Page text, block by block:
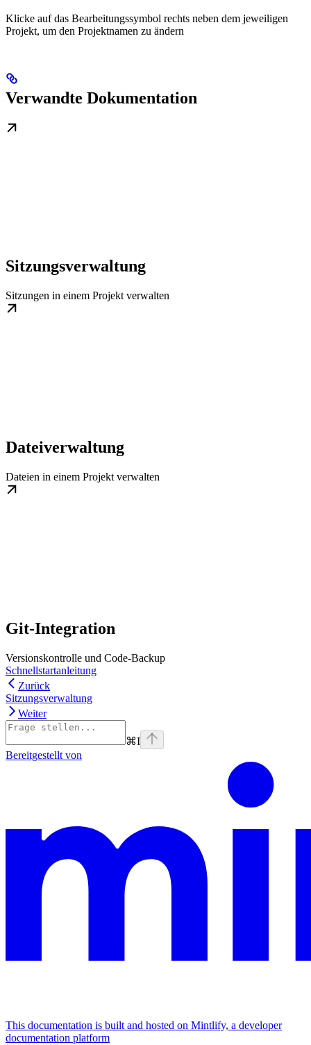
Klicke auf das Bearbeitungssymbol rechts neben dem jeweiligen
Projekt, um den Projektnamen zu ändern
Verwandte Dokumentation
Sitzungsverwaltung
Sitzungen in einem Projekt verwalten
Dateiverwaltung
Dateien in einem Projekt verwalten
Git-Integration
Versionskontrolle und Code-Backup
Schnellstartanleitung
Zurück
Sitzungsverwaltung
Weiter
⌘I
Bereitgestellt von
This documentation is built and hosted on Mintlify, a developer
documentation platform